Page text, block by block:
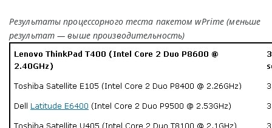
Результаты процессорного теста пакетом wPrime (меньше
результат — выше производительность)